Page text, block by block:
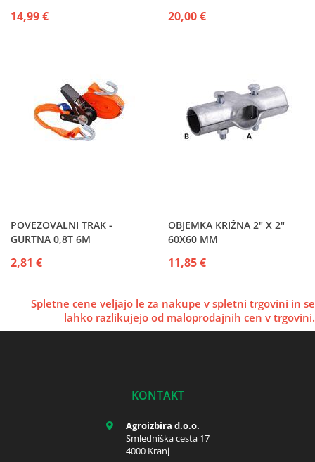
14,99 € 20,00 €
POVEZOVALNI TRAK -
GURTNA 0,8T 6M
2,81 €
OBJEMKA KRIŽNA 2" X 2"
60X60 MM
11,85 €
Spletne cene veljajo le za nakupe v spletni trgovini in se
lahko razlikujejo od maloprodajnih cen v trgovini.
KONTAKT
Agroizbira d.o.o.
Smledniška cesta 17
4000 Kranj